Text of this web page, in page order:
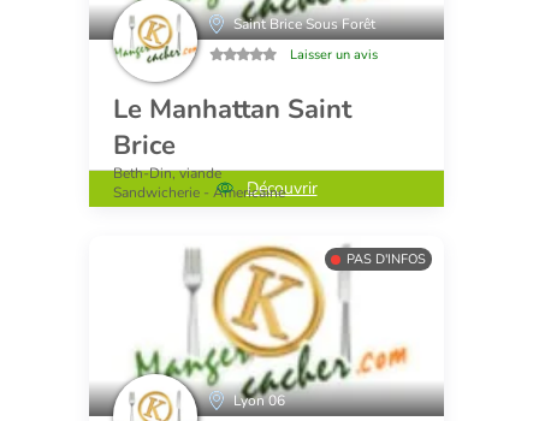
Saint Brice Sous Forêt
Laisser un avis
Le Manhattan Saint
Brice
Beth-Din, viande
Sandwicherie - Americaine
Découvrir
PAS D'INFOS
Lyon 06